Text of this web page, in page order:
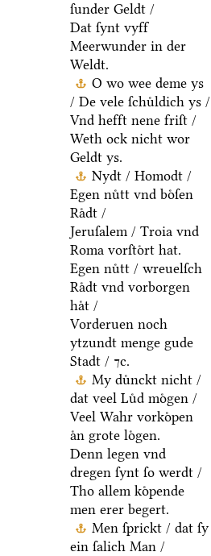
ſunder Geldt /
Dat ſynt vyff
Meerwunder in der
Weldt.
O wo wee deme ys
/ De vele ſchuͤldich ys /
Vnd hefft nene friſt /
Weth ock nicht wor
Geldt ys.
Nydt / Homodt /
Egen nuͤtt vnd boͤſen
Raͤdt /
Jeruſalem / Troia vnd
Roma vorſtoͤrt hat.
Egen nuͤtt / wreuelſch
Raͤdt vnd vorborgen
haͤt /
Vorderuen noch
ytzundt menge gude
Stadt / ⁊c.
My duͤnckt nicht /
dat veel Luͤd moͤgen /
Veel Wahr vorkoͤpen
aͤn grote loͤgen.
Denn legen vnd
dregen ſynt ſo werdt /
Tho allem koͤpende
men erer begert.
Men ſprickt / dat ſy
ein ſalich Man /